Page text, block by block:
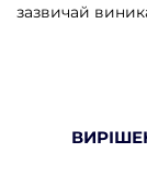
зазвичай